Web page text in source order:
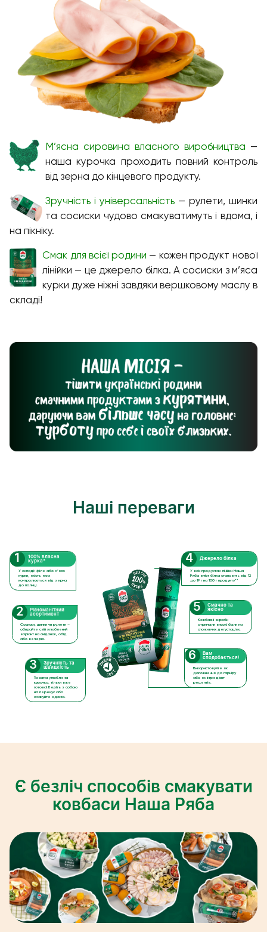
М’ясна сировина власного виробництва —
наша курочка проходить повний контроль
від зерна до кінцевого продукту.
Зручність і універсальність — рулети, шинки
та сосиски чудово смакуватимуть і вдома, і
на пікніку.
Смак длявсієї родини — кожен продукт нової
лінійки — це джерело білка. А сосиски з м’яса
курки дуже ніжні завдяки вершковому маслу в
складі!
Наші переваги
1
100% власна
курка*
У складі: філе або м’ясо
курки, якість яких
контролюється від зерна
до полиці.
2
Різноманітний
асортимент
Сосиски, шинки чи рулети –
обирайте свій улюблений
варіант на сніданок, обід
або вечерю.
3
Зручність та
швидкість
Та сама улюблена
курочка, тільки вже
готова! Беріть з собою
на перекус або
смакуйте вдома.
4 Джерело білка
У всіх продуктах лінійки Наша
Ряба вміст білка становить від 12
до 19 г на 100 г продукту**
5
Смачно та
якісно
Ковбасні вироби
отримали високі бали на
споживчих дегустаціях.
6
Вам
сподобається!
Використовуйте як
доповнення до гарніру
або як інгредієнт
рецептів. ​
Є безліч способів смакувати
ковбаси Наша Ряба